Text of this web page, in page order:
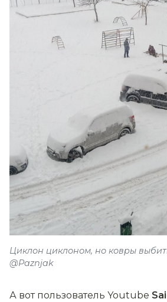
Циклон циклоном, но ковры
@Paznjak
А вот пользователь Youtube